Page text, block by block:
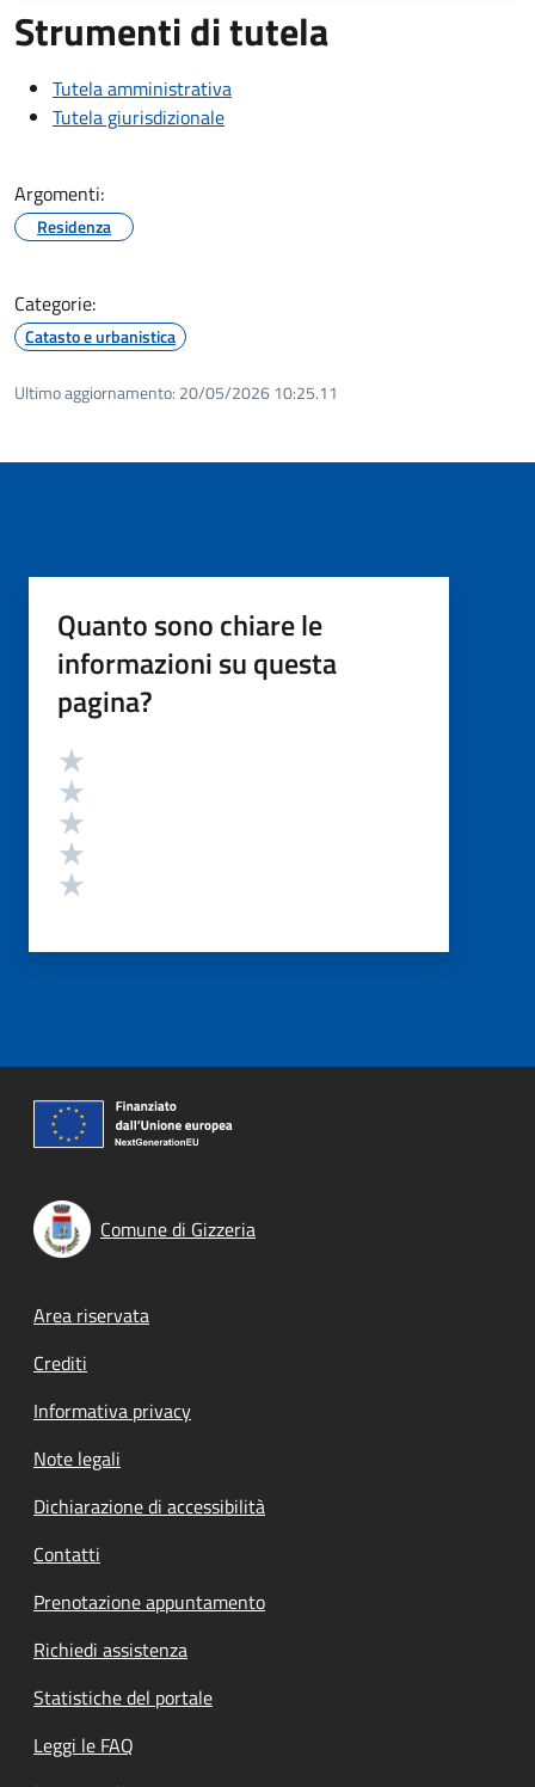
Strumenti di tutela
Tutela amministrativa
Tutela giurisdizionale
Argomenti:
Residenza
Categorie:
Catasto e urbanistica
Ultimo aggiornamento: 20/05/2026 10:25.11
Quanto sono chiare le
informazioni su questa
pagina?
Valutazione
Comune di Gizzeria
Footer menu
Area riservata
Crediti
Informativa privacy
Note legali
Dichiarazione di accessibilità
Contatti
Prenotazione appuntamento
Richiedi assistenza
Statistiche del portale
Leggi le FAQ